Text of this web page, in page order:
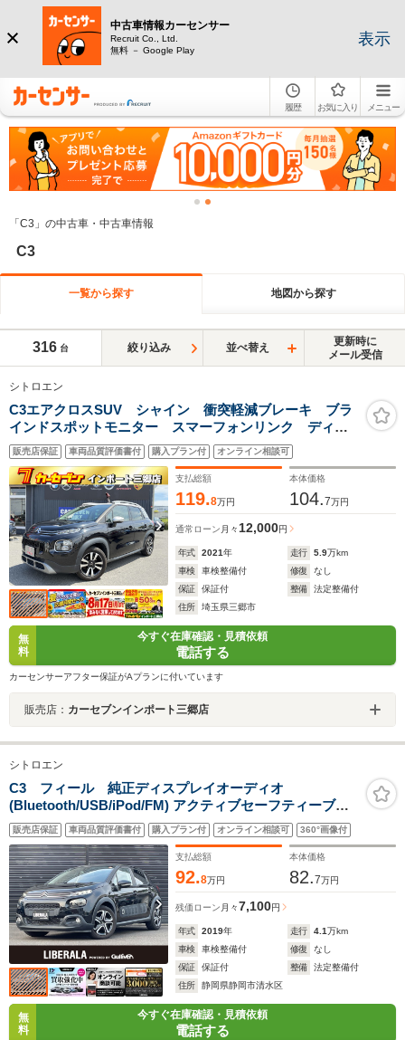
中古車情報カーセンサー
Recruit Co., Ltd.
無料 － Google Play
表示
履歴 お気に入り メニュー
「C3」の中古車・中古車情報
C3
一覧から探す 地図から探す
316 台 絞り込み 並べ替え
更新時に
メール受信
シトロエン
C3エアクロスSUV シャイン 衝突軽減ブレーキ ブラ
インドスポットモニター スマーフォンリンク ディス
プレイオーディオ 禁煙車 ETC バックカメラ
販売店保証 車両品質評価書付 購入プラン付 オンライン相談可
支払総額
119.8万円
本体価格
104.7万円
通常ローン 月々12,000円
年式 2021年 走行 5.9万km
車検
車検整備付 修復
なし
保証
保証付 整備
法定整備付
住所
埼玉県三郷市
無
料
今すぐ在庫確認・見積依頼
電話する
カーセンサーアフター保証がAプランに付いています
販売店： カーセブンインポート三郷店
シトロエン
C3 フィール 純正ディスプレイオーディオ
(Bluetooth/USB/iPod/FM) アクティブセーフティーブレ
ーキ レーンキープアシスト クルーズコントロール インテ
リジェントハイビーム 盗難防止装置 電動格納ミラー ミラ
ーモニター ETC
販売店保証 車両品質評価書付 購入プラン付 オンライン相談可 360°画像付
支払総額
92.8万円
本体価格
82.7万円
残価ローン 月々7,100円
年式 2019年 走行 4.1万km
車検
車検整備付 修復
なし
保証
保証付 整備
法定整備付
住所
静岡県静岡市清水区
無
料
今すぐ在庫確認・見積依頼
電話する